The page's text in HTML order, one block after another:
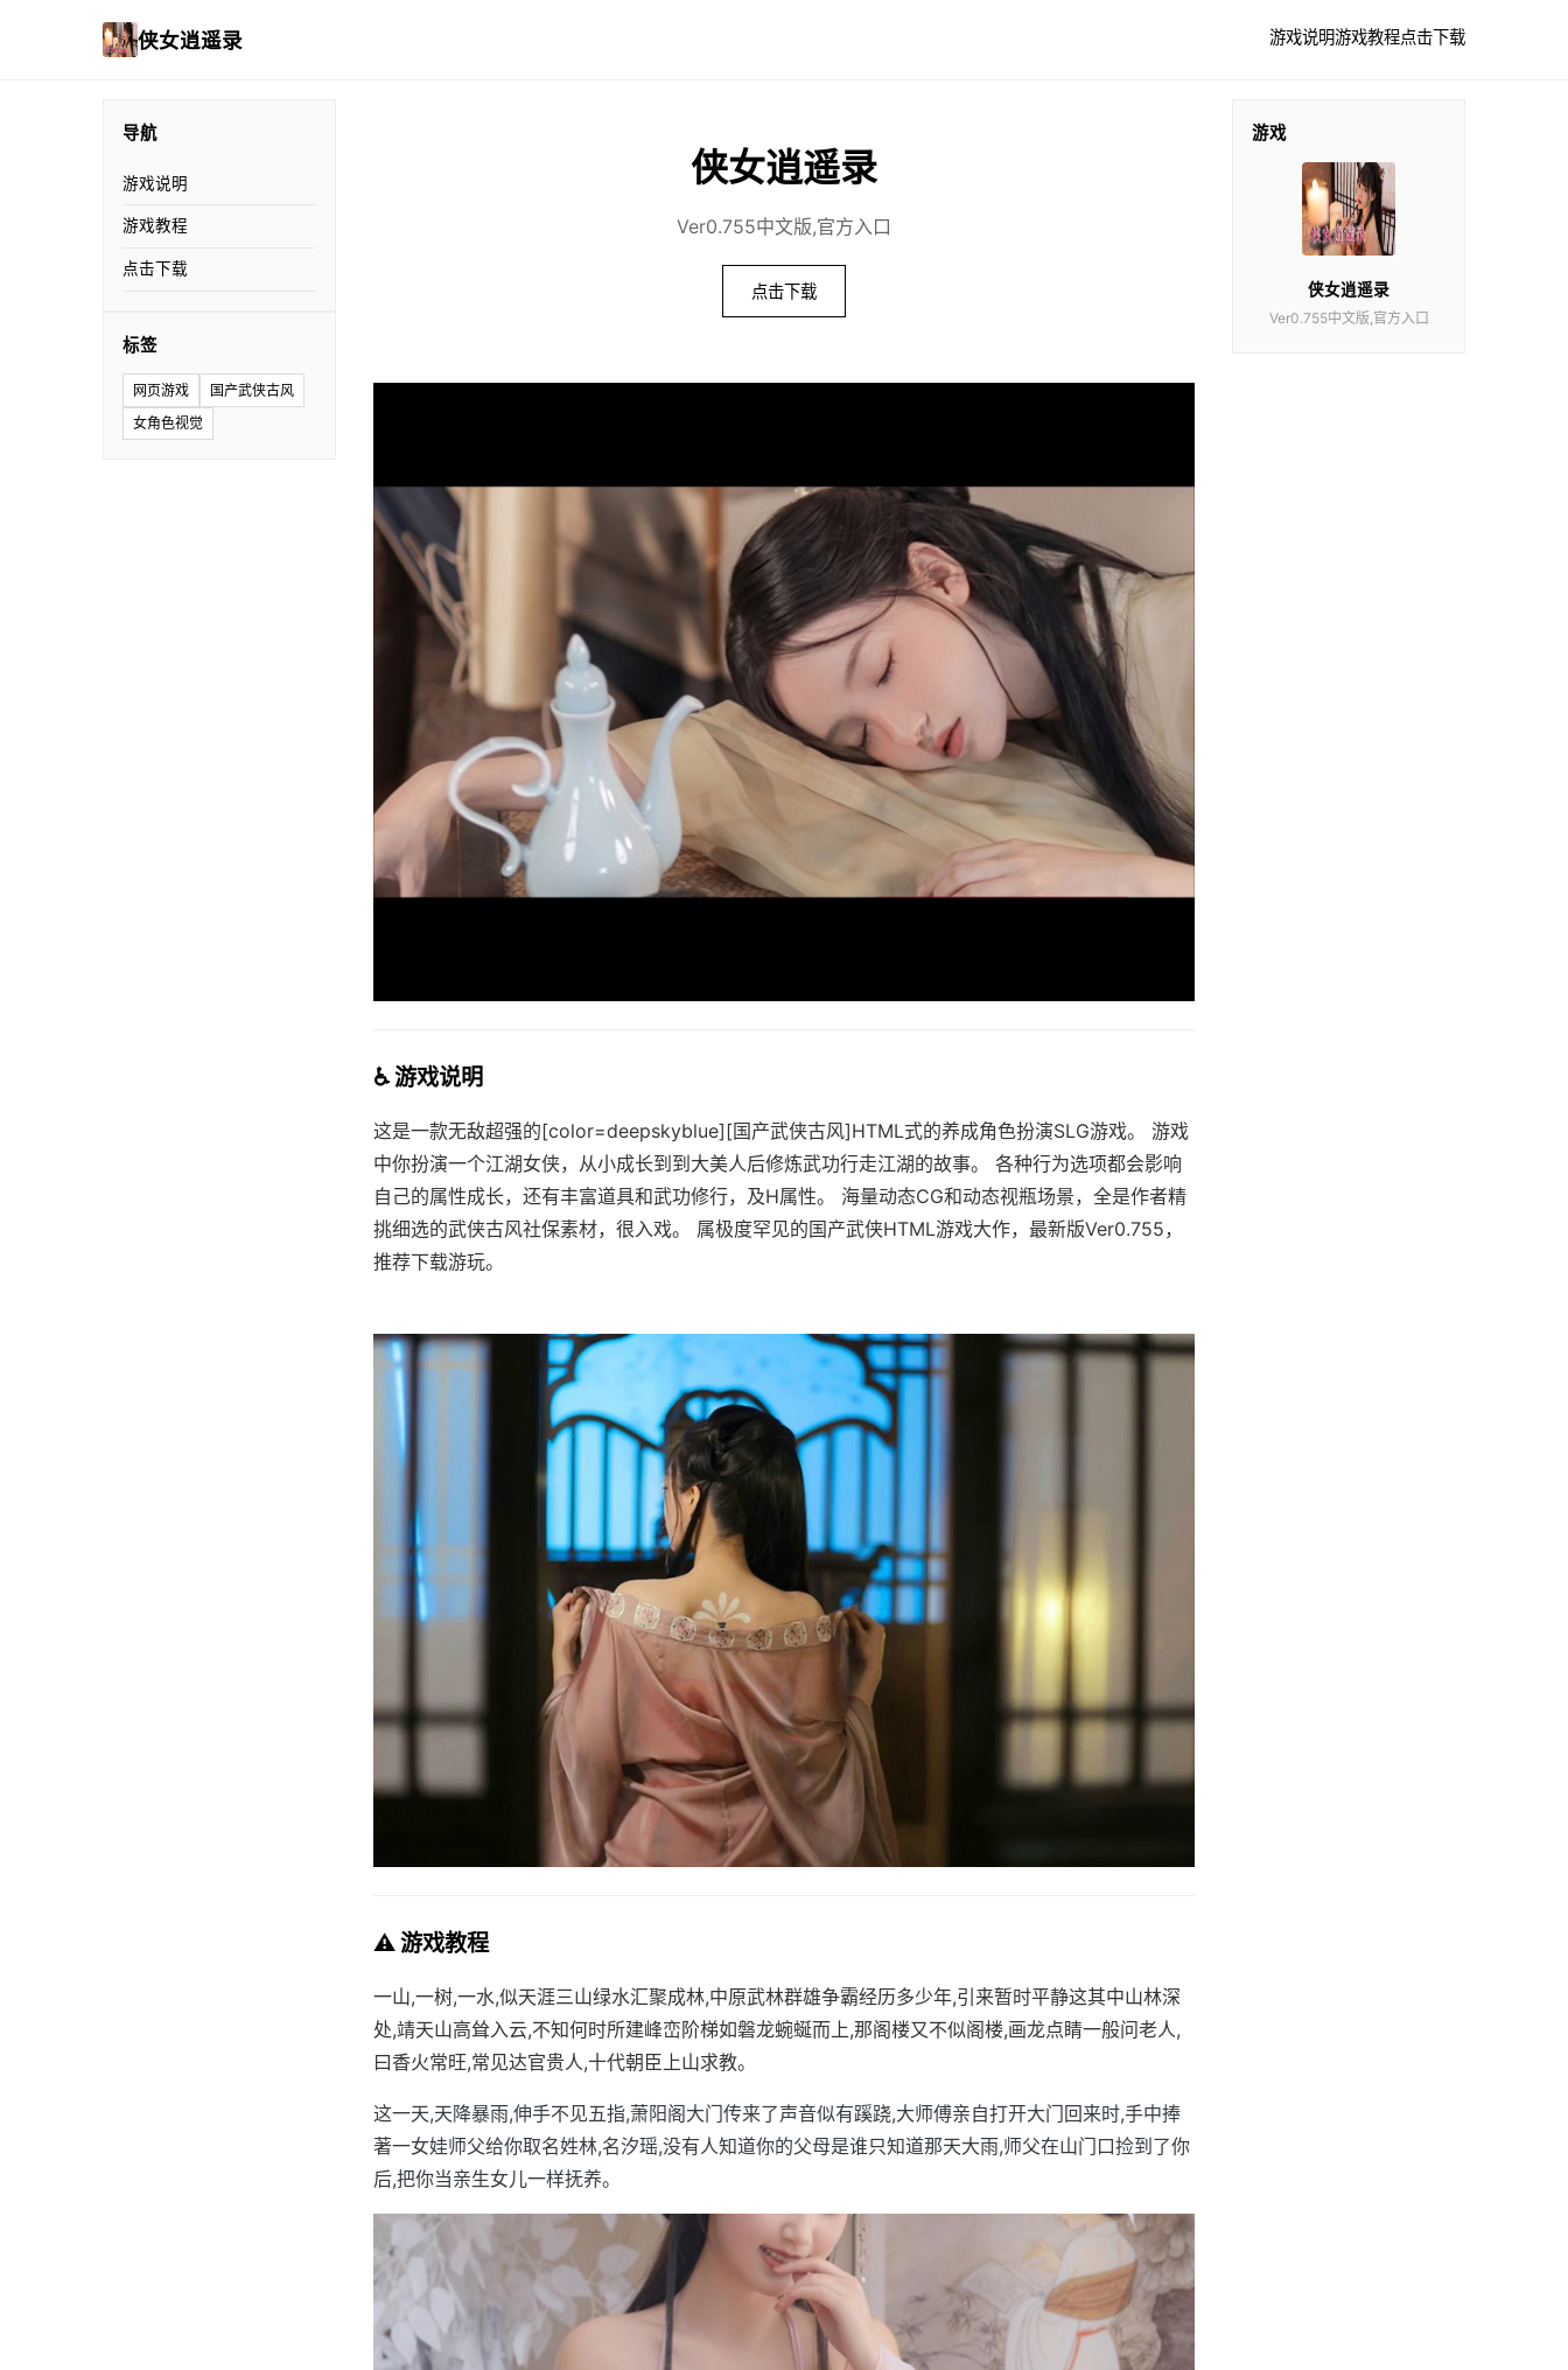
侠女逍遥录 游戏说明游戏教程点击下载
导航
游戏说明
游戏教程
点击下载
标签
网页游戏
国产武侠古风
女角色视觉
侠女逍遥录
Ver0.755中文版,官方入口
点击下载
♿ 游戏说明
这是一款无敌超强的[color=deepskyblue][国产武侠古风]HTML式的养成角色扮演SLG游戏。 游戏
中你扮演一个江湖女侠，从小成长到到大美人后修炼武功行走江湖的故事。 各种行为选项都会影响
自己的属性成长，还有丰富道具和武功修行，及H属性。 海量动态CG和动态视瓶场景，全是作者精
挑细选的武侠古风社保素材，很入戏。 属极度罕见的国产武侠HTML游戏大作，最新版Ver0.755，
推荐下载游玩。
⚠️ 游戏教程
一山,一树,一水,似天涯三山绿水汇聚成林,中原武林群雄争霸经历多少年,引来暂时平静这其中山林深
处,靖天山高耸入云,不知何时所建峰峦阶梯如磐龙蜿蜒而上,那阁楼又不似阁楼,画龙点睛一般问老人,
曰香火常旺,常见达官贵人,十代朝臣上山求教。
这一天,天降暴雨,伸手不见五指,萧阳阁大门传来了声音似有蹊跷,大师傅亲自打开大门回来时,手中捧
著一女娃师父给你取名姓林,名汐瑶,没有人知道你的父母是谁只知道那天大雨,师父在山门口捡到了你
后,把你当亲生女儿一样抚养。
游戏
侠女逍遥录
Ver0.755中文版,官方入口